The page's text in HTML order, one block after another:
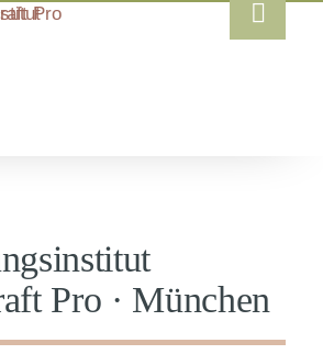
Pro · München